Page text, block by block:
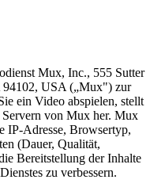
Mux, Inc., 555 Sutter
94102, USA („Mux") zur
ein Video abspielen, stellt
von Mux her. Mux
IP-Adresse, Browsertyp,
(Dauer, Qualität,
Bereitstellung der Inhalte
zu verbessern.